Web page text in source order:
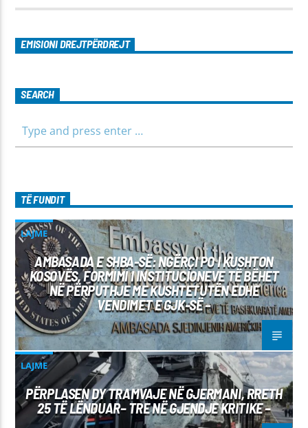
EMISIONI DREJTPËRDREJT
SEARCH
TË FUNDIT
LAJME
AMBASADA E SHBA-SË: NGËRÇI PO I KUSHTON
KOSOVËS, FORMIMI I INSTITUCIONEVE TË BËHET
NË PËRPUTHJE ME KUSHTETUTËN EDHE
VENDIMET E GJK-SË –
LAJME
PËRPLASEN DY TRAMVAJE NË GJERMANI, RRETH
25 TË LËNDUAR– TRE NË GJENDJE KRITIKE –